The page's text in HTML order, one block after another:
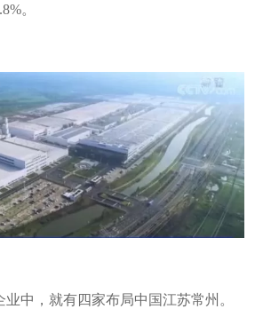
。
中，就有四家布局中国江苏常州。